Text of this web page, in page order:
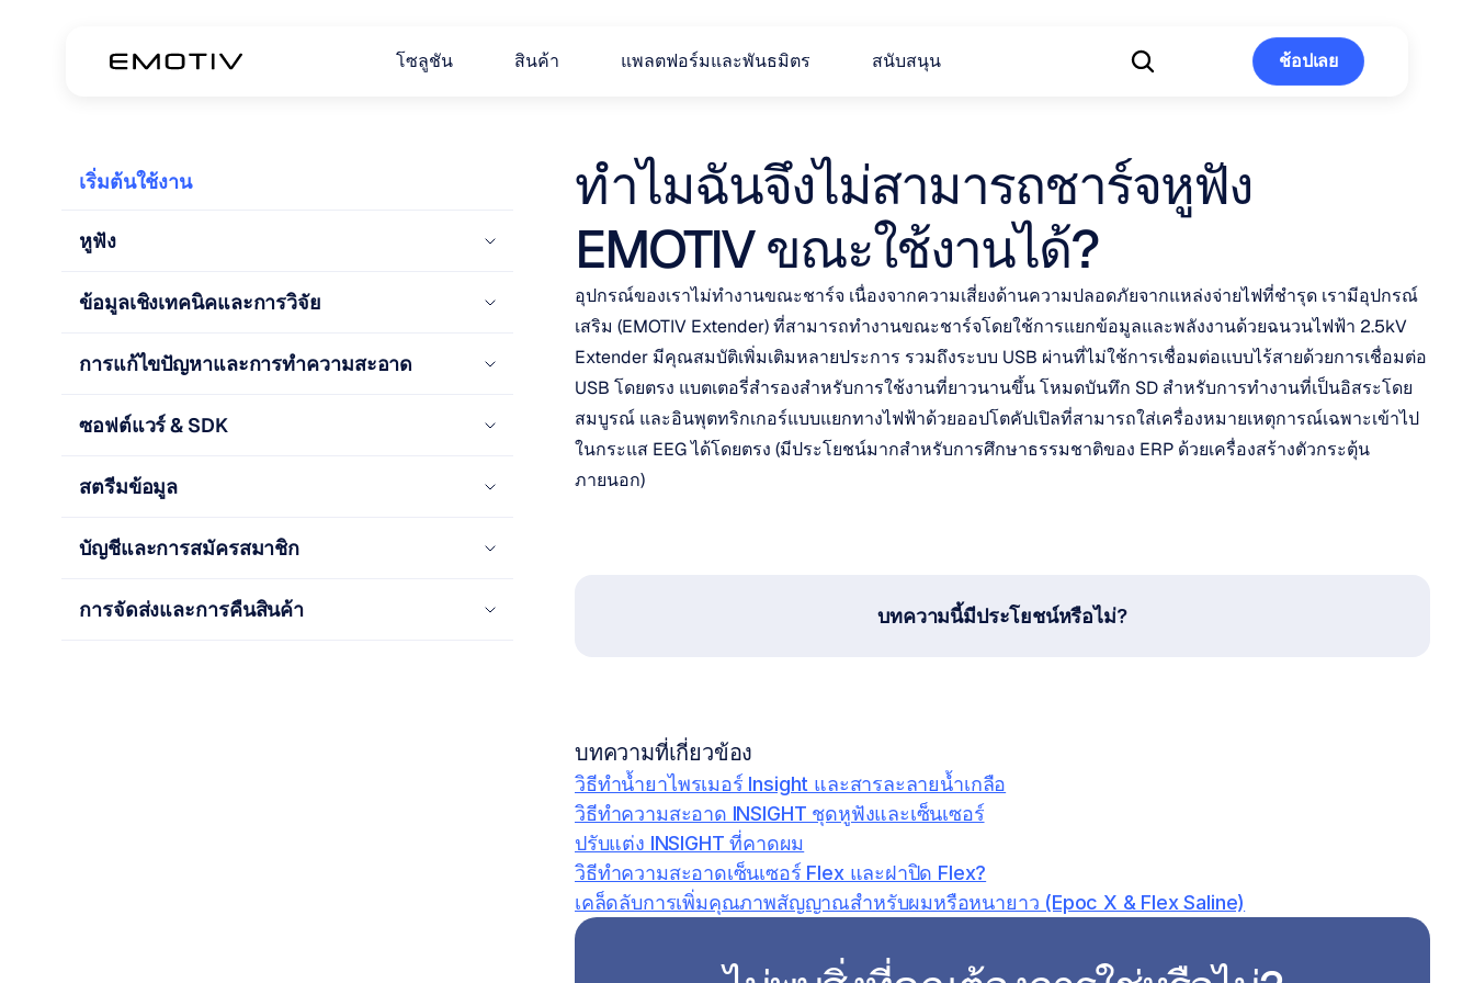
โซลูชัน สินค้า แพลตฟอร์มและพันธมิตร สนับสนุน
ช้อปเลย
เริ่มต้นใช้งาน
หูฟัง
ข้อมูลเชิงเทคนิคและการวิจัย
การแก้ไขปัญหาและการทำความสะอาด
ซอฟต์แวร์ & SDK
สตรีมข้อมูล
บัญชีและการสมัครสมาชิก
การจัดส่งและการคืนสินค้า
ทำไมฉันจึงไม่สามารถชาร์จหูฟัง
EMOTIV ขณะใช้งานได้?
อุปกรณ์ของเราไม่ทำงานขณะชาร์จ เนื่องจากความเสี่ยงด้านความปลอดภัยจากแหล่งจ่ายไฟที่ชำรุด เรามีอุปกรณ์
เสริม (EMOTIV Extender) ที่สามารถทำงานขณะชาร์จโดยใช้การแยกข้อมูลและพลังงานด้วยฉนวนไฟฟ้า 2.5kV
Extender มีคุณสมบัติเพิ่มเติมหลายประการ รวมถึงระบบ USB ผ่านที่ไม่ใช้การเชื่อมต่อแบบไร้สายด้วยการเชื่อมต่อ
USB โดยตรง แบตเตอรี่สำรองสำหรับการใช้งานที่ยาวนานขึ้น โหมดบันทึก SD สำหรับการทำงานที่เป็นอิสระโดย
สมบูรณ์ และอินพุตทริกเกอร์แบบแยกทางไฟฟ้าด้วยออปโตคัปเปิลที่สามารถใส่เครื่องหมายเหตุการณ์เฉพาะเข้าไป
ในกระแส EEG ได้โดยตรง (มีประโยชน์มากสำหรับการศึกษาธรรมชาติของ ERP ด้วยเครื่องสร้างตัวกระตุ้น
ภายนอก)
บทความนี้มีประโยชน์หรือไม่?
บทความที่เกี่ยวข้อง
วิธีทำน้ำยาไพรเมอร์ Insight และสารละลายน้ำเกลือ
วิธีทำความสะอาด INSIGHT ชุดหูฟังและเซ็นเซอร์
ปรับแต่ง INSIGHT ที่คาดผม
วิธีทำความสะอาดเซ็นเซอร์ Flex และฝาปิด Flex?
เคล็ดลับการเพิ่มคุณภาพสัญญาณสำหรับผมหรือหนายาว (Epoc X & Flex Saline)